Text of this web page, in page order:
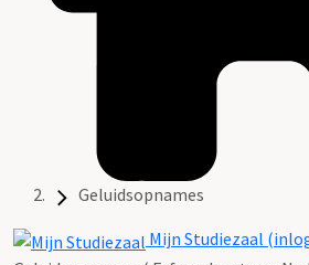
Geluidsopnames
Mijn Studiezaal